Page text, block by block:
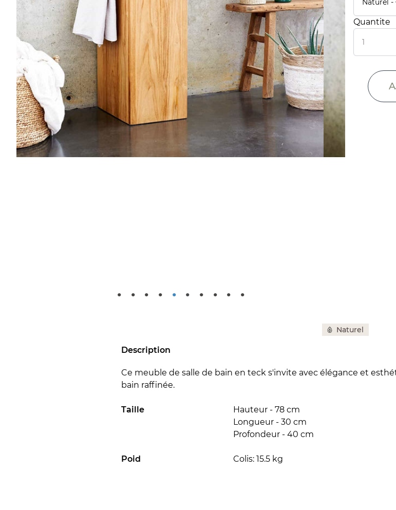
• • • • • • • • • •
Quantite
Naturel
Description
Ce meuble de salle de bain en teck s'invite avec élégance et
bain raffinée.
Taille
Hauteur - 78 cm
Longueur - 30 cm
Profondeur - 40 cm
Poid Colis: 15.5 kg